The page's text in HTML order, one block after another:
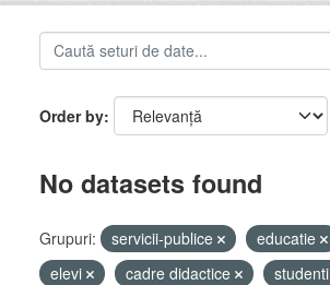
Order by
No datasets found
Grupuri: servicii-publice educatie
elevi
cadre didactice
studenti